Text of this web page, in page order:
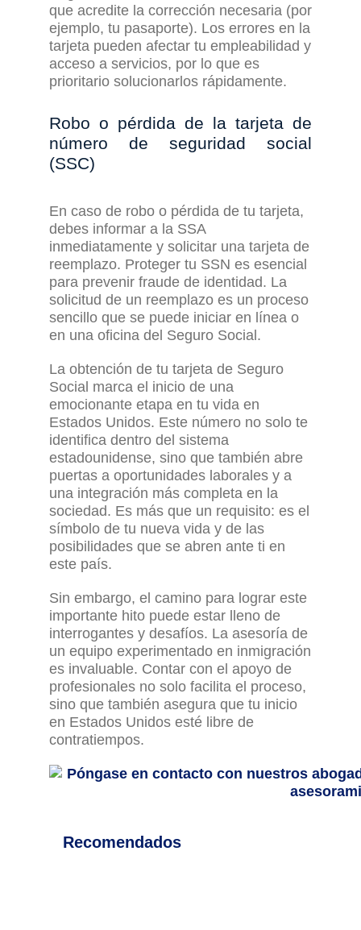
que acredite la corrección necesaria (por
ejemplo, tu pasaporte). Los errores en la
tarjeta pueden afectar tu empleabilidad y
acceso a servicios, por lo que es
prioritario solucionarlos rápidamente.
Robo o pérdida de la tarjeta de
número de seguridad social
(SSC)
En caso de robo o pérdida de tu tarjeta,
debes informar a la SSA
inmediatamente y solicitar una tarjeta de
reemplazo. Proteger tu SSN es esencial
para prevenir fraude de identidad. La
solicitud de un reemplazo es un proceso
sencillo que se puede iniciar en línea o
en una oficina del Seguro Social.
La obtención de tu tarjeta de Seguro
Social marca el inicio de una
emocionante etapa en tu vida en
Estados Unidos. Este número no solo te
identifica dentro del sistema
estadounidense, sino que también abre
puertas a oportunidades laborales y a
una integración más completa en la
sociedad. Es más que un requisito: es el
símbolo de tu nueva vida y de las
posibilidades que se abren ante ti en
este país.
Sin embargo, el camino para lograr este
importante hito puede estar lleno de
interrogantes y desafíos. La asesoría de
un equipo experimentado en inmigración
es invaluable. Contar con el apoyo de
profesionales no solo facilita el proceso,
sino que también asegura que tu inicio
en Estados Unidos esté libre de
contratiempos.
Recomendados